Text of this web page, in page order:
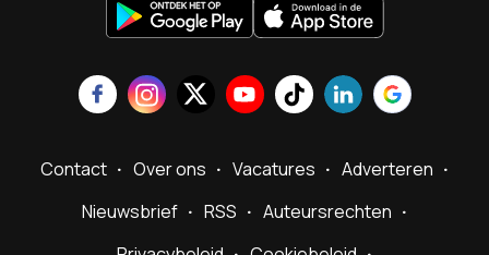
Contact Over ons Vacatures
Adverteren
Nieuwsbrief
RSS
Auteursrechten